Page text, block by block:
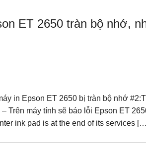
ET 2650 tràn bộ nhớ,
in Epson ET 2650 bị tràn bộ nhớ
Trên máy tính sẽ báo lỗi Epson ET
ink pad is at the end of its services